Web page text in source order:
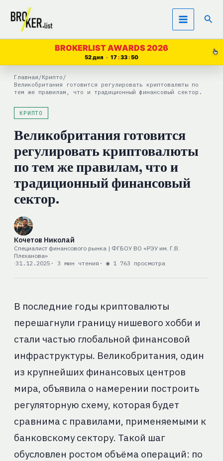
Перейти
содержимому
BROKERLIST AWARDS 2026
52 дня 17 33 50
Главная /Крипто /
Великобритания готовится регулировать криптовалюты по
тем же правилам, что и традиционный финансовый сектор.
КРИПТО
Великобритания готовится
регулировать криптовалюты
по тем же правилам, что и
традиционный финансовый
сектор.
Кочетов Николай
Специалист финансового рынка | ФГБОУ ВО «РЭУ им. Г.В.
Плеханова»
31.12.2025 · 3 мин чтения · ◉ 1 763 просмотра
В последние годы криптовалюты
перешагнули границу нишевого хобби и
стали частью глобальной финансовой
инфраструктуры. Великобритания, один
из крупнейших финансовых центров
мира, объявила о намерении построить
регуляторную схему, которая будет
сравнима с правилами, применяемыми к
банковскому сектору. Такой шаг
обусловлен ростом объёма операций: по